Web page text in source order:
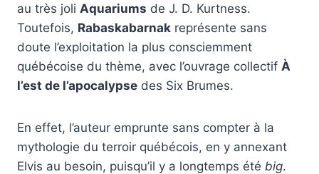
au très joli Aquariums de J. D. Kurtness.
Toutefois, Rabaskabarnak représente sans
doute l’exploitation la plus consciemment
québécoise du thème, avec l’ouvrage collectif À
l’est de l’apocalypse des Six Brumes.
En effet, l’auteur emprunte sans compter à la
mythologie du terroir québécois, en y annexant
Elvis au besoin, puisqu’il y a longtemps été big.